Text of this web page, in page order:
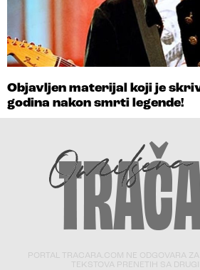
Objavljen materijal koji je
godina nakon smrti legende!
PORTAL TRACARA.COM NE ODGOVARA
TEKSTOVA PRENETIH SA